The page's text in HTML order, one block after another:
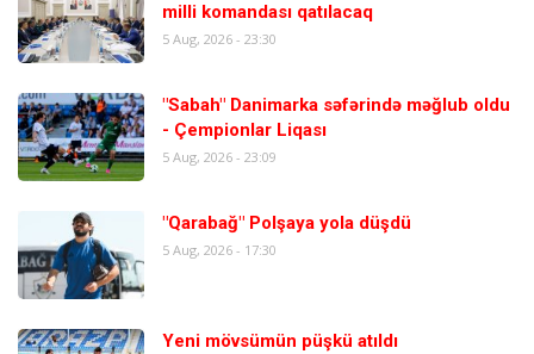
milli komandası qatılacaq
5 Aug, 2026 - 23:30
"Sabah" Danimarka səfərində məğlub oldu
- Çempionlar Liqası
5 Aug, 2026 - 23:09
"Qarabağ" Polşaya yola düşdü
5 Aug, 2026 - 17:30
Yeni mövsümün püşkü atıldı